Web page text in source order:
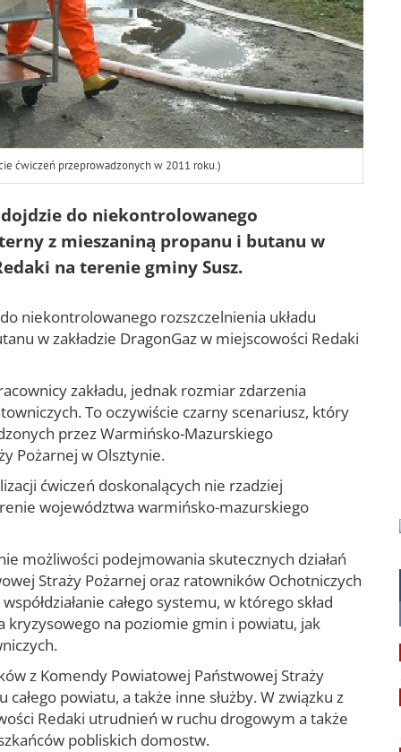
ćwiczeń przeprowadzonych w 2011 roku.)
do niekontrolowanego
z mieszaniną propanu i butanu w
na terenie gminy Susz.
niekontrolowanego rozszczelnienia układu
w zakładzie DragonGaz w miejscowości Redaki
zakładu, jednak rozmiar zdarzenia
To oczywiście czarny scenariusz, który
przez Warmińsko-Mazurskiego
Pożarnej w Olsztynie.
ćwiczeń doskonalących nie rzadziej
województwa warmińsko-mazurskiego
możliwości podejmowania skutecznych działań
Straży Pożarnej oraz ratowników Ochotniczych
całego systemu, w którego skład
kryzysowego na poziomie gmin i powiatu, jak
z Komendy Powiatowej Państwowej Straży
powiatu, a także inne służby. W związku z
Redaki utrudnień w ruchu drogowym a także
pobliskich domostw.